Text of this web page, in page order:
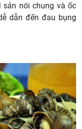
nói chung và ốc
dẫn đến đau bụng